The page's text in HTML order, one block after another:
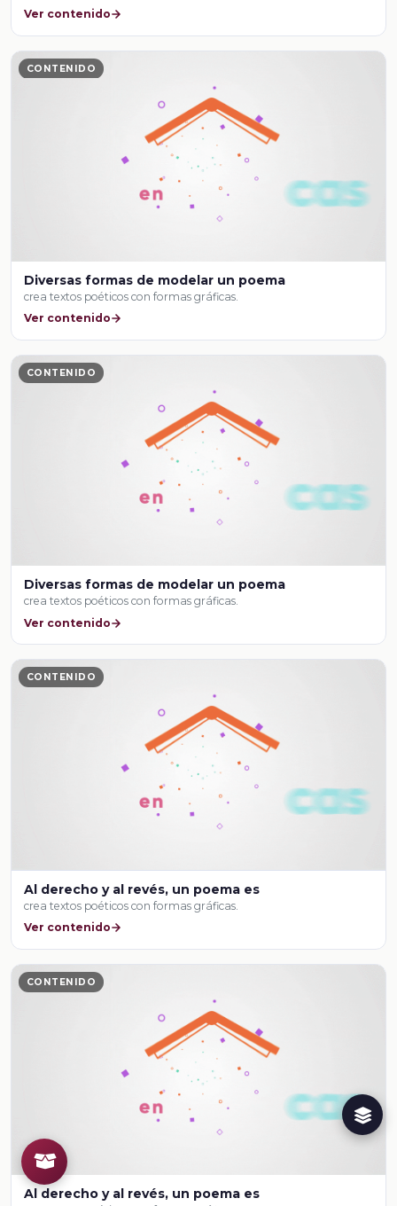
Ver contenido
CONTENIDO
Diversas formas de modelar un poema
crea textos poéticos con formas gráficas.
Ver contenido
CONTENIDO
Diversas formas de modelar un poema
crea textos poéticos con formas gráficas.
Ver contenido
CONTENIDO
Al derecho y al revés, un poema es
crea textos poéticos con formas gráficas.
Ver contenido
CONTENIDO
Al derecho y al revés, un poema es